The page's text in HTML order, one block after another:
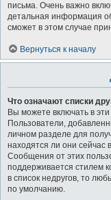
письма. Очень важно
детальная информация
сможет в этом случае
Вернуться к началу
Что означают списки
Вы можете включать в
Пользователи,
личном разделе для
находятся ли они сейчас
Сообщения от этих
поддерживается стилем
в список недругов, то
по умолчанию.